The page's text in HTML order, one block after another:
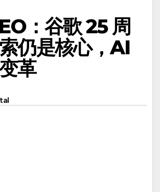
：谷歌 25 周
仍是核心，AI
革